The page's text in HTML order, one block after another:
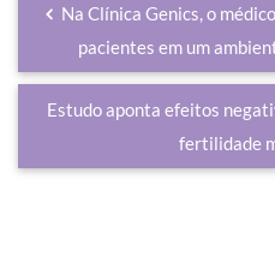
Na Clínica Genics, o
pacientes em um
Estudo aponta efeitos
fertilidade